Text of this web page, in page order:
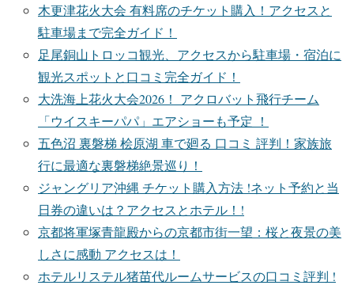
木更津花火大会 有料席のチケット購入！アクセスと
駐車場まで完全ガイド！
足尾銅山トロッコ観光、アクセスから駐車場・宿泊に
観光スポットと口コミ完全ガイド！
大洗海上花火大会2026！ アクロバット飛行チーム
「ウイスキーパパ」エアショーも予定 ！
五色沼 裏磐梯 桧原湖 車で廻る 口コミ 評判！家族旅
行に最適な裏磐梯絶景巡り！
ジャングリア沖縄 チケット購入方法 !ネット予約と当
日券の違いは？アクセスとホテル！!
京都将軍塚青龍殿からの京都市街一望：桜と夜景の美
しさに感動 アクセスは！
ホテルリステル猪苗代ルームサービスの口コミ評判 !